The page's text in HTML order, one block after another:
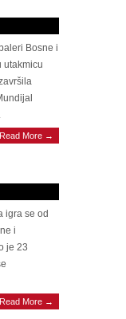
Bosne i
utakmicu
Read More →
a
igra se od
i
je 23
Read More →
Na